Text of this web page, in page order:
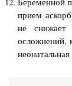
прием
не снижает
осложнений,